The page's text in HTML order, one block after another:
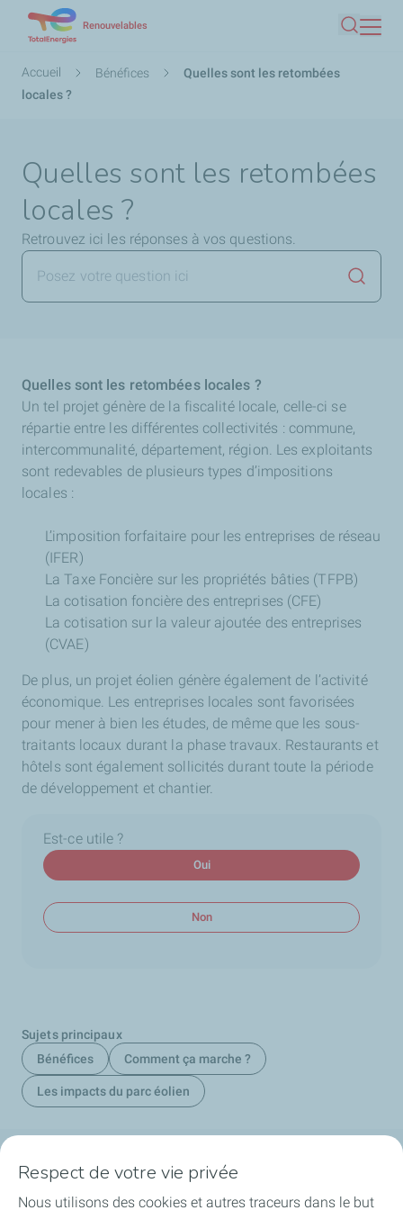
contenu
Renouvelables
Fil
d'Ariane
Accueil Bénéfices
Quelles sont les retombées
locales ?
Quelles sont les retombées
locales ?
Retrouvez ici les réponses à vos questions.
Quelles sont les retombées locales ?
Un tel projet génère de la fiscalité locale, celle-ci se
répartie entre les différentes collectivités : commune,
intercommunalité, département, région. Les exploitants
sont redevables de plusieurs types d’impositions
locales :
L’imposition forfaitaire pour les entreprises de réseau
(IFER)
La Taxe Foncière sur les propriétés bâties (TFPB)
La cotisation foncière des entreprises (CFE)
La cotisation sur la valeur ajoutée des entreprises
(CVAE)
De plus, un projet éolien génère également de l’activité
économique. Les entreprises locales sont favorisées
pour mener à bien les études, de même que les sous-
traitants locaux durant la phase travaux. Restaurants et
hôtels sont également sollicités durant toute la période
de développement et chantier.
Est-ce utile ?
Oui
Non
Sujets principaux
Bénéfices
Comment ça marche ?
Les impacts du parc éolien
La société
Respect de votre vie privée
Nous utilisons des cookies et autres traceurs dans le but